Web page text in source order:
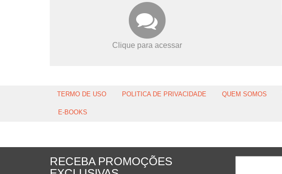
Clique para acessar
TERMO DE USO POLITICA DE PRIVACIDADE QUEM SOMOS
E-BOOKS
RECEBA PROMOÇÕES